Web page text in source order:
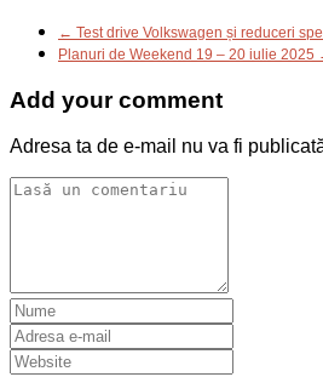
← Test drive Volkswagen și reduceri
Planuri de Weekend 19 – 20 iulie 2025
Add your comment
Adresa ta de e-mail nu va fi